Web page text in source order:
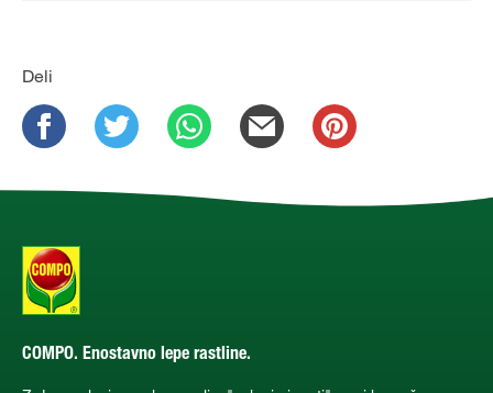
Deli
COMPO. Enostavno lepe rastline.